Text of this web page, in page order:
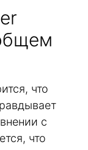
что
с
что